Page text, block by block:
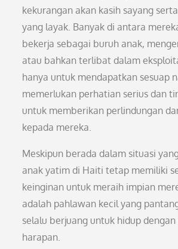
kekurangan akan kasih sayang
yang layak. Banyak di antara
bekerja sebagai buruh anak,
atau bahkan terlibat dalam
hanya untuk mendapatkan sesuap
memerlukan perhatian serius dan
untuk memberikan perlindungan
kepada mereka.
Meskipun berada dalam situasi
anak yatim di Haiti tetap memiliki
keinginan untuk meraih impian
adalah pahlawan kecil yang
selalu berjuang untuk hidup
harapan.